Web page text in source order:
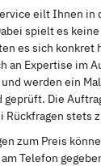
eilt Ihnen in
spielt es
es sich konkret
an Expertise im
werden ein
geprüft. Die
stets
zum Preis
Telefon